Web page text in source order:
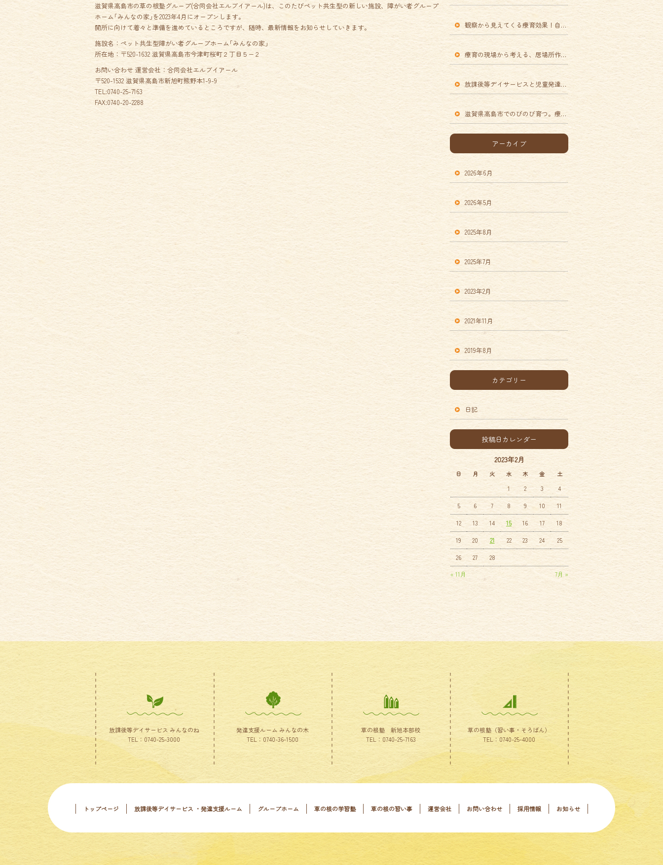
滋賀県高島市の草の根塾グループ(合同会社エルブイアール)は、このたびペット共生型の新しい施設、障がい者グループ
ホーム｢みんなの家｣を2023年4月にオープンします。
開所に向けて着々と準備を進めているところですが、随時、最新情報をお知らせしていきます。
施設名：ペット共生型障がい者グループホーム｢みんなの家｣
所在地：〒520-1632 滋賀県高島市今津町桜町２丁目５−２
お問い合わせ 運営会社：合同会社エルブイアール
〒520-1532 滋賀県高島市新旭町熊野本1-9-9
TEL:0740-25-7163
FAX:0740-20-2288
観察から見えてくる療育効果！自己肯定感を高める接し方とは
療育の現場から考える、居場所作りと家族支援の大切さ
放課後等デイサービスと児童発達支援で受ける療育のメリットとは
滋賀県高島市でのびのび育つ。療育と福祉が支える安心の暮らし
アーカイブ
2026年6月
2026年5月
2025年8月
2025年7月
2023年2月
2021年11月
2019年8月
カテゴリー
日記
投稿日カレンダー
2023年2月
日 月 火 水 木 金 土
« 11月 7月 »
1 2 3 4
5 6 7 8 9 10 11
12 13 14 15 16 17 18
19 20 21 22 23 24 25
26 27 28
トップページ 放課後等デイサービス ・発達支援ルーム グループホーム 草の根の学習塾 草の根の習い事 運営会社 お問い合わせ 採用情報 お知らせ
放課後等デイサービス みんなのね
TEL：0740-25-3000
発達支援ルーム みんなの木
TEL：0740-36-1500
草の根塾 新旭本部校
TEL：0740-25-7163
草の根塾（習い事・そろばん）
TEL：0740-25-4000